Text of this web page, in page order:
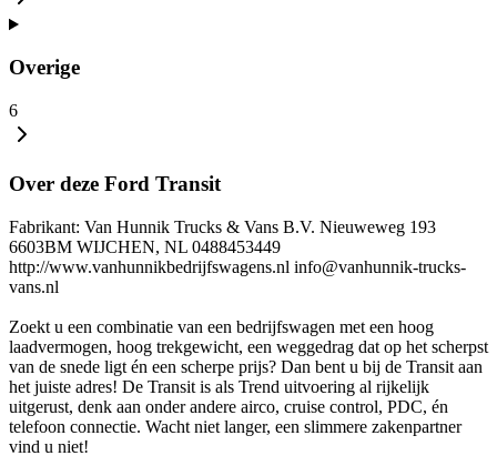
Overige
6
Over deze Ford Transit
Fabrikant: Van Hunnik Trucks & Vans B.V. Nieuweweg 193
6603BM WIJCHEN, NL 0488453449
http://www.vanhunnikbedrijfswagens.nl info@vanhunnik-trucks-
vans.nl
Zoekt u een combinatie van een bedrijfswagen met een hoog
laadvermogen, hoog trekgewicht, een weggedrag dat op het scherpst
van de snede ligt én een scherpe prijs? Dan bent u bij de Transit aan
het juiste adres! De Transit is als Trend uitvoering al rijkelijk
uitgerust, denk aan onder andere airco, cruise control, PDC, én
telefoon connectie. Wacht niet langer, een slimmere zakenpartner
vind u niet!